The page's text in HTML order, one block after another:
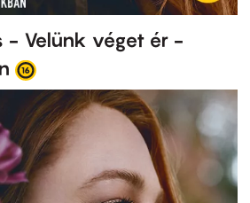
- Velünk véget ér -